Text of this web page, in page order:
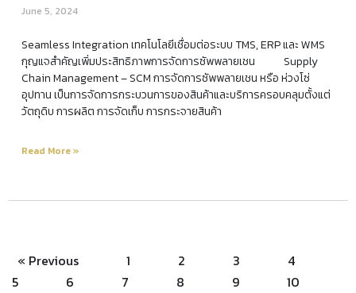
June 5, 2024
Seamless Integration เทคโนโลยีเชื่อมต่อระบบ TMS, ERP และ WMS
กุญแจสำคัญเพิ่มประสิทธิภาพการจัดการซัพพลายเชน Supply
Chain Management – SCM การจัดการซัพพลายเชน หรือ ห่วงโซ่
อุปทาน เป็นการจัดการกระบวนการของสินค้าและบริการครอบคลุมตั้งแต่
วัตถุดิบ การผลิต การจัดเก็บ การกระจายสินค้า
Read More »
« Previous 1 2 3
4
5
6 7 8 9
10